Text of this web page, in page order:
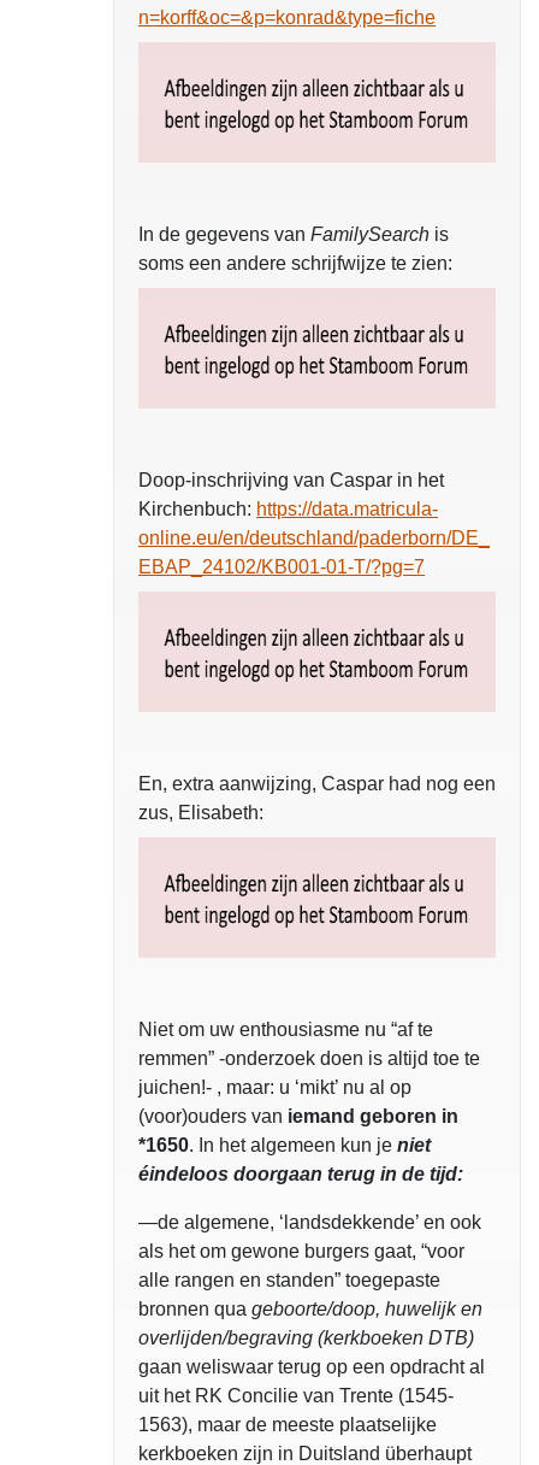
n=korff&oc=&p=konrad&type=fiche
In de gegevens van FamilySearch is
soms een andere schrijfwijze te zien:
Doop-inschrijving van Caspar in het
Kirchenbuch: https://data.matricula-
online.eu/en/deutschland/paderborn/DE_
EBAP_24102/KB001-01-T/?pg=7
En, extra aanwijzing, Caspar had nog een
zus, Elisabeth:
Niet om uw enthousiasme nu “af te
remmen” -onderzoek doen is altijd toe te
juichen!- , maar: u ‘mikt’ nu al op
(voor)ouders van iemand geboren in
*1650. In het algemeen kun je niet
éindeloos doorgaan terug in de tijd:
—de algemene, ‘landsdekkende’ en ook
als het om gewone burgers gaat, “voor
alle rangen en standen” toegepaste
bronnen qua geboorte/doop, huwelijk en
overlijden/begraving (kerkboeken DTB)
gaan weliswaar terug op een opdracht al
uit het RK Concilie van Trente (1545-
1563), maar de meeste plaatselijke
kerkboeken zijn in Duitsland überhaupt